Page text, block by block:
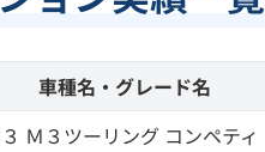
車種名・グレード名
Ｍ３ツーリング コンペティ